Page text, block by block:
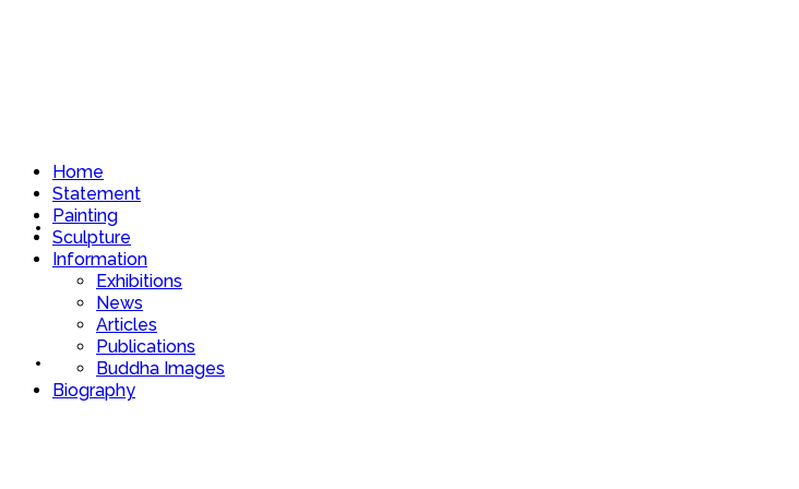
Home
Statement
Home
Statement
Painting
Sculpture
Information
Exhibitions
News
Articles
Publications
Buddha Images
Biography